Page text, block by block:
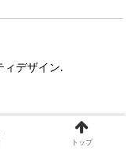
デザイン.
トップ